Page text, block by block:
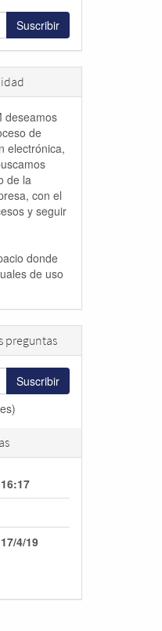
Suscribir
deseamos
de
electrónica,
de la
con el
y seguir
donde
de uso
preguntas
Suscribir
17/4/19